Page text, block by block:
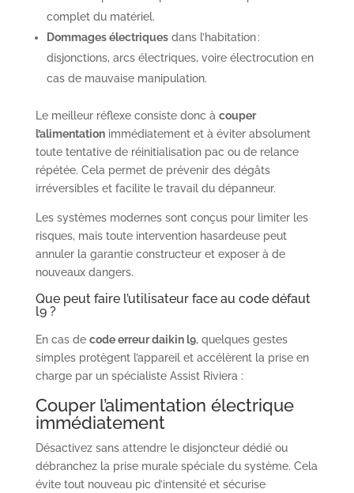
complet du matériel.
Dommages électriquesdans l’habitation :
disjonctions, arcs électriques, voire électrocution en
cas de mauvaise manipulation.
Le meilleur réflexe consiste donc à couper
l’alimentationimmédiatement et à éviter absolument
toute tentative de réinitialisation pac ou de relance
répétée. Cela permet de prévenir des dégâts
irréversibles et facilite le travail du dépanneur.
Les systèmes modernes sont conçus pour limiter les
risques, mais toute intervention hasardeuse peut
annuler la garantie constructeur et exposer à de
nouveaux dangers.
Que peut faire l’utilisateur face au code défaut
l9 ?
En cas de code erreur daikin l9, quelques gestes
simples protègent l’appareil et accélèrent la prise en
charge par un spécialiste Assist Riviera :
Couper l’alimentation électrique
immédiatement
Désactivez sans attendre le disjoncteur dédié ou
débranchez la prise murale spéciale du système. Cela
évite tout nouveau pic d’intensité et sécurise